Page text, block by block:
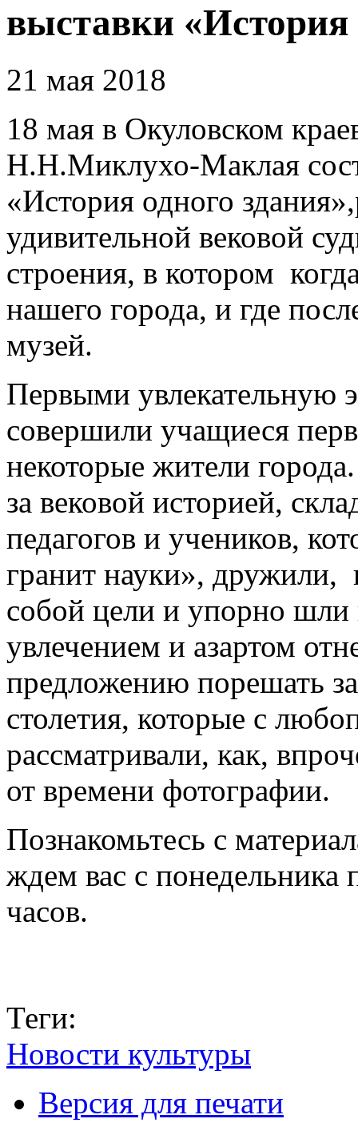
выставки «История
21 мая 2018
18 мая в Окуловском
Н.Н.Миклухо-Маклая
«История одного
удивительной вековой
строения, в котором
нашего города, и где
музей.
Первыми увлекательную
совершили учащиеся
некоторые жители
за вековой историей,
педагогов и учеников,
гранит науки», дружили,
собой цели и упорно
увлечением и азартом
предложению порешать
столетия, которые с
рассматривали, как,
от времени фотографии.
Познакомьтесь с
ждем вас с понедельника
часов.
Теги:
Новости культуры
Версия для печати